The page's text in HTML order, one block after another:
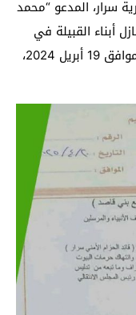
سرار، المدعو “محمد
أبناء القبيلة في
منطقة حطاط بعد منتصف ليل السبت الموافق 19 أبريل 2024،